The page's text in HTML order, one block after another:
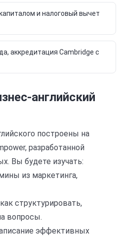
и налоговый вычет
аккредитация Cambridge с
английский
построены на
разработанной
Вы будете изучать:
из маркетинга,
как структурировать,
вопросы.
эффективных